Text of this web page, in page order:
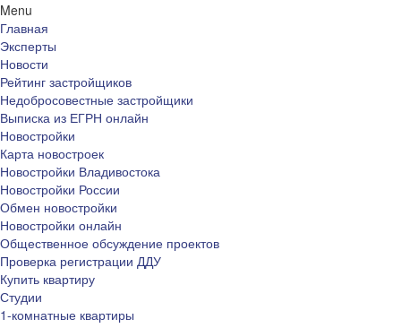
Menu
Главная
Эксперты
Новости
Рейтинг застройщиков
Недобросовестные застройщики
Выписка из ЕГРН онлайн
Новостройки
Карта новостроек
Новостройки Владивостока
Новостройки России
Обмен новостройки
Новостройки онлайн
Общественное обсуждение проектов
Проверка регистрации ДДУ
Купить квартиру
Студии
1-комнатные квартиры